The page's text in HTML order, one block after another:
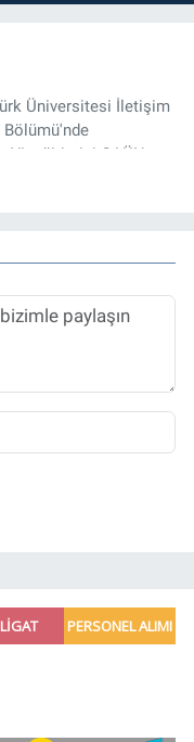
Üniversitesi İletişim
YL eğitimini GAÜN
İletişim ve T. D.
Editörü olarak